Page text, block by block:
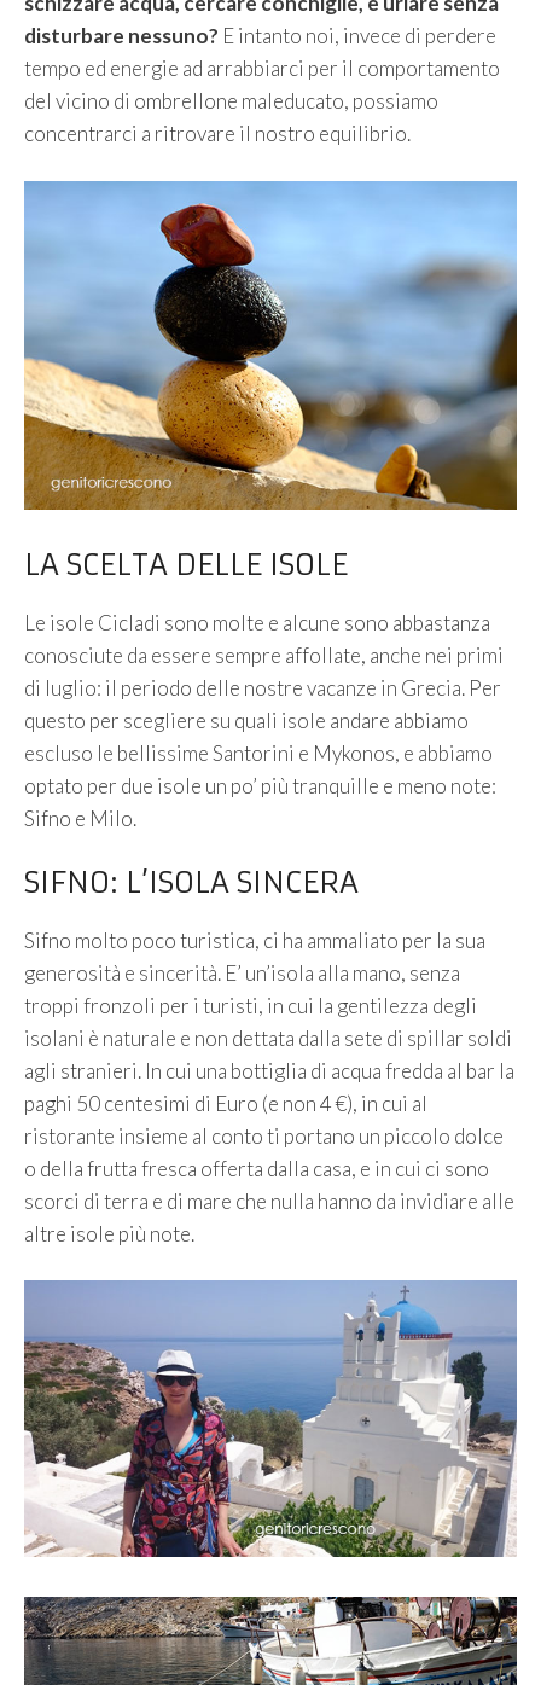
disturbare nessuno? E intanto noi, invece di perdere
tempo ed energie ad arrabbiarci per il comportamento
del vicino di ombrellone maleducato, possiamo
concentrarci a ritrovare il nostro equilibrio.
LA SCELTA DELLE ISOLE
Le isole Cicladi sono molte e alcune sono abbastanza
conosciute da essere sempre affollate, anche nei primi
di luglio: il periodo delle nostre vacanze in Grecia. Per
questo per scegliere su quali isole andare abbiamo
escluso le bellissime Santorini e Mykonos, e abbiamo
optato per due isole un po’ più tranquille e meno note:
Sifno e Milo.
SIFNO: L’ISOLA SINCERA
Sifno molto poco turistica, ci ha ammaliato per la sua
generosità e sincerità. E’ un’isola alla mano, senza
troppi fronzoli per i turisti, in cui la gentilezza degli
isolani è naturale e non dettata dalla sete di spillar soldi
agli stranieri. In cui una bottiglia di acqua fredda al bar la
paghi 50 centesimi di Euro (e non 4 €), in cui al
ristorante insieme al conto ti portano un piccolo dolce
o della frutta fresca offerta dalla casa, e in cui ci sono
scorci di terra e di mare che nulla hanno da invidiare alle
altre isole più note.